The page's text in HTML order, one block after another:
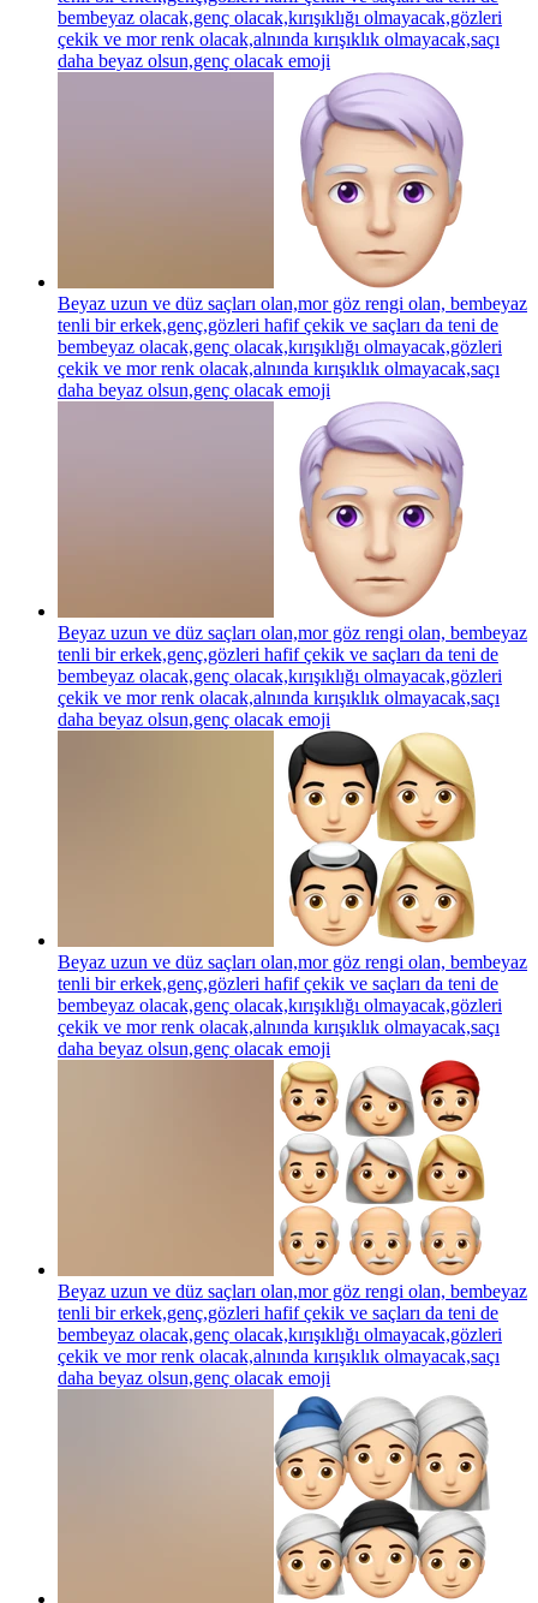
bembeyaz olacak,genç olacak,kırışıklığı olmayacak,gözleri
çekik ve mor renk olacak,alnında kırışıklık olmayacak,saçı
daha beyaz olsun,genç olacak emoji
Beyaz uzun ve düz saçları olan,mor göz rengi olan, bembeyaz
tenli bir erkek,genç,gözleri hafif çekik ve saçları da teni de
bembeyaz olacak,genç olacak,kırışıklığı olmayacak,gözleri
çekik ve mor renk olacak,alnında kırışıklık olmayacak,saçı
daha beyaz olsun,genç olacak emoji
Beyaz uzun ve düz saçları olan,mor göz rengi olan, bembeyaz
tenli bir erkek,genç,gözleri hafif çekik ve saçları da teni de
bembeyaz olacak,genç olacak,kırışıklığı olmayacak,gözleri
çekik ve mor renk olacak,alnında kırışıklık olmayacak,saçı
daha beyaz olsun,genç olacak emoji
Beyaz uzun ve düz saçları olan,mor göz rengi olan, bembeyaz
tenli bir erkek,genç,gözleri hafif çekik ve saçları da teni de
bembeyaz olacak,genç olacak,kırışıklığı olmayacak,gözleri
çekik ve mor renk olacak,alnında kırışıklık olmayacak,saçı
daha beyaz olsun,genç olacak emoji
Beyaz uzun ve düz saçları olan,mor göz rengi olan, bembeyaz
tenli bir erkek,genç,gözleri hafif çekik ve saçları da teni de
bembeyaz olacak,genç olacak,kırışıklığı olmayacak,gözleri
çekik ve mor renk olacak,alnında kırışıklık olmayacak,saçı
daha beyaz olsun,genç olacak emoji